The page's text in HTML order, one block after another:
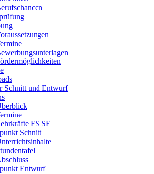
Schnitt und Entwurf
FS SE
Schnitt
Entwurf